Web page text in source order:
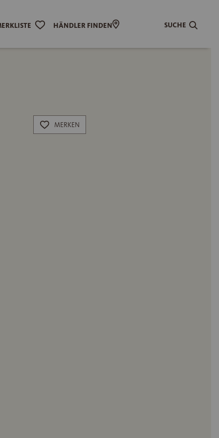
HÄNDLER FINDEN SUCHE
MERKEN